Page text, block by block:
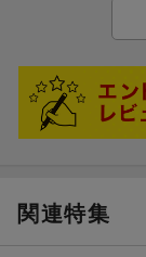
関連特集